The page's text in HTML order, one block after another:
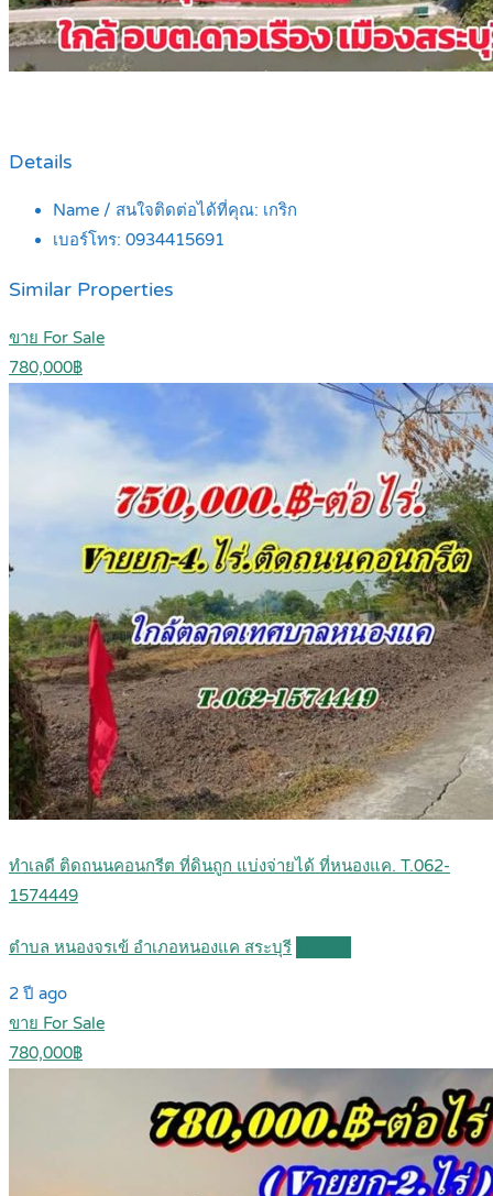
Details
Name / สนใจติดต่อได้ที่คุณ: เกริก
เบอร์โทร: 0934415691
Similar Properties
ขาย For Sale
780,000฿
ทำเลดี ติดถนนคอนกรีต ที่ดินถูก แบ่งจ่ายได้ ที่หนองแค. T.062-
1574449
ตำบล หนองจรเข้ อำเภอหนองแค สระบุรี
2 ปี ago
ขาย For Sale
780,000฿